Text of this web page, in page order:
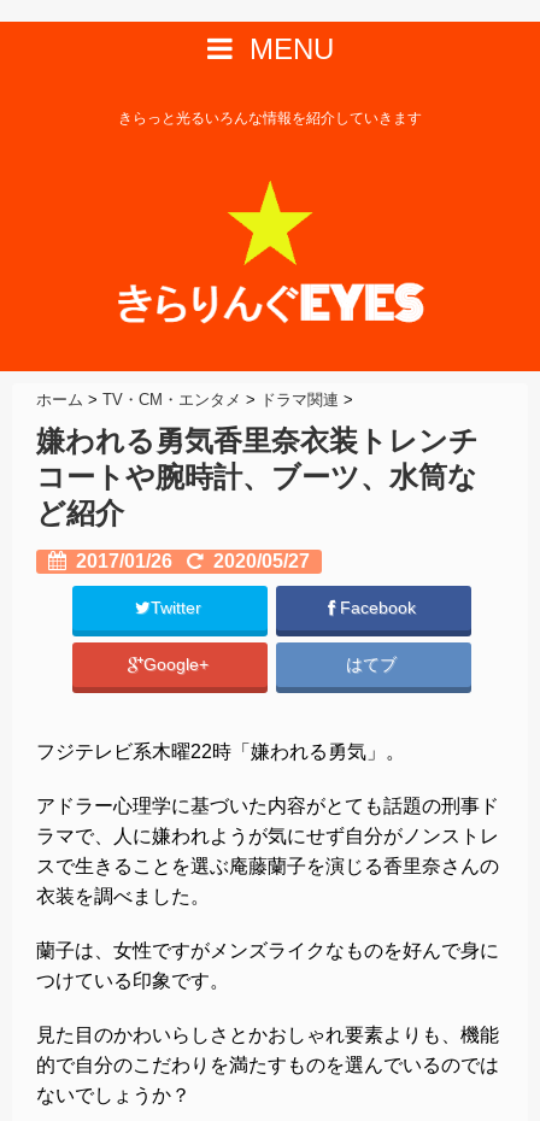
MENU
きらっと光るいろんな情報を紹介していきます
ホーム > TV・CM・エンタメ > ドラマ関連 >
嫌われる勇気香里奈衣装トレンチ
コートや腕時計、ブーツ、水筒な
ど紹介
2017/01/26 2020/05/27
Twitter Facebook
Google+ はてブ
フジテレビ系木曜22時「嫌われる勇気」。
アドラー心理学に基づいた内容がとても話題の刑事ド
ラマで、人に嫌われようが気にせず自分がノンストレ
スで生きることを選ぶ庵藤蘭子を演じる香里奈さんの
衣装を調べました。
蘭子は、女性ですがメンズライクなものを好んで身に
つけている印象です。
見た目のかわいらしさとかおしゃれ要素よりも、機能
的で自分のこだわりを満たすものを選んでいるのでは
ないでしょうか？